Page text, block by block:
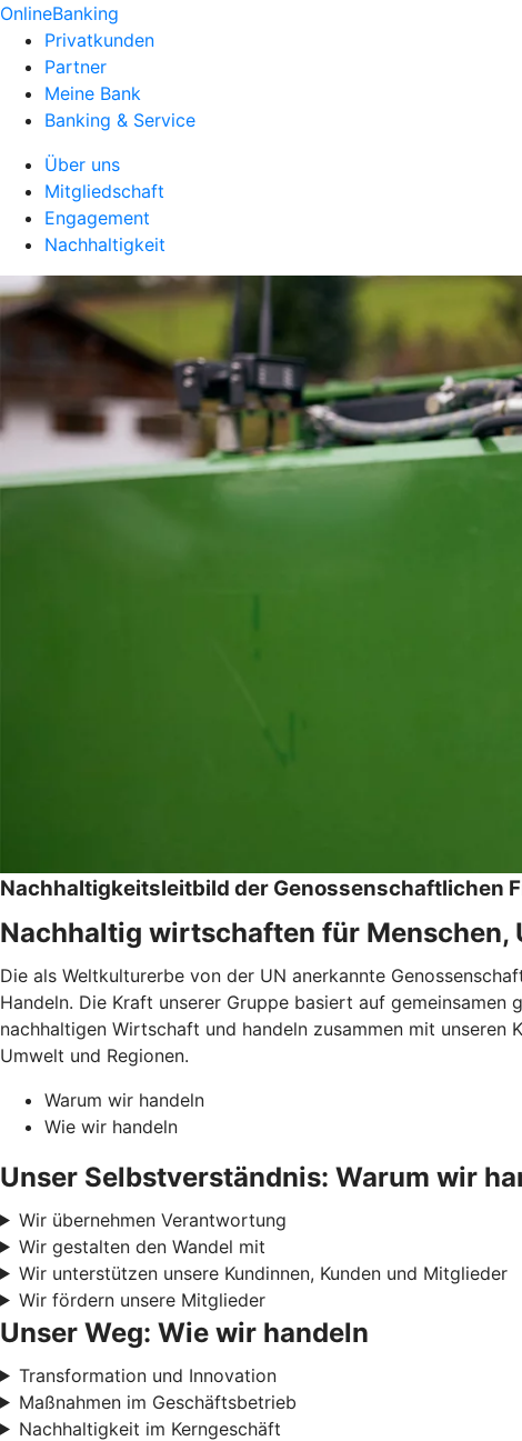
OnlineBanking
Privatkunden
Partner
Meine Bank
Banking & Service
Über uns
Mitgliedschaft
Engagement
Nachhaltigkeit
Nachhaltigkeitsleitbild der Genossenschaftlichen
Nachhaltig wirtschaften für Menschen,
Die als Weltkulturerbe von der UN anerkannte
Handeln. Die Kraft unserer Gruppe basiert auf
nachhaltigen Wirtschaft und handeln zusammen mit unseren
Umwelt und Regionen.
Warum wir handeln
Wie wir handeln
Unser Selbstverständnis: Warum wir
Wir übernehmen Verantwortung
Wir gestalten den Wandel mit
Wir unterstützen unsere Kundinnen, Kunden und Mitglieder
Wir fördern unsere Mitglieder
Unser Weg: Wie wir handeln
Transformation und Innovation
Maßnahmen im Geschäftsbetrieb
Nachhaltigkeit im Kerngeschäft